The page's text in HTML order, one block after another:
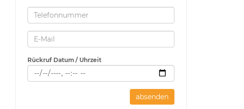
Rückruf Datum / Uhrzeit
absenden